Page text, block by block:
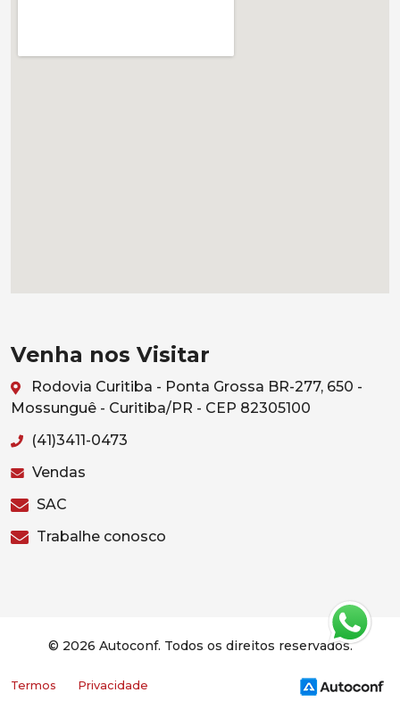
Venha nos Visitar
Rodovia Curitiba - Ponta Grossa BR-277, 650 -
Mossunguê - Curitiba/PR - CEP 82305100
(41)3411-0473
Vendas
SAC
Trabalhe conosco
© 2026 Autoconf. Todos os direitos reservados.
Termos Privacidade